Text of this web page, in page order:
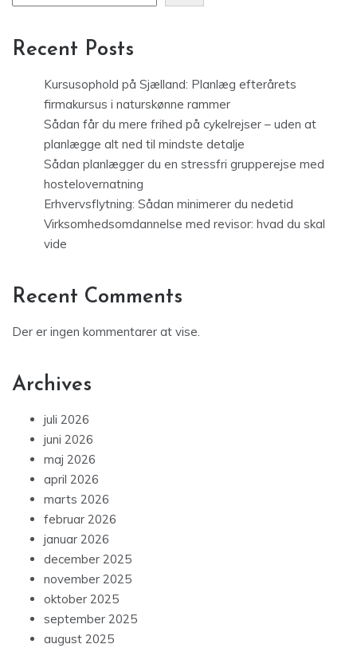
Recent Posts
Kursusophold på Sjælland: Planlæg efterårets
firmakursus i naturskønne rammer
Sådan får du mere frihed på cykelrejser – uden at
planlægge alt ned til mindste detalje
Sådan planlægger du en stressfri grupperejse med
hostelovernatning
Erhvervsflytning: Sådan minimerer du nedetid
Virksomhedsomdannelse med revisor: hvad du skal
vide
Recent Comments
Der er ingen kommentarer at vise.
Archives
juli 2026
juni 2026
maj 2026
april 2026
marts 2026
februar 2026
januar 2026
december 2025
november 2025
oktober 2025
september 2025
august 2025